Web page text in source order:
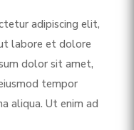
adipiscing elit,
labore et dolore
dolor sit amet,
tempor
aliqua. Ut enim ad